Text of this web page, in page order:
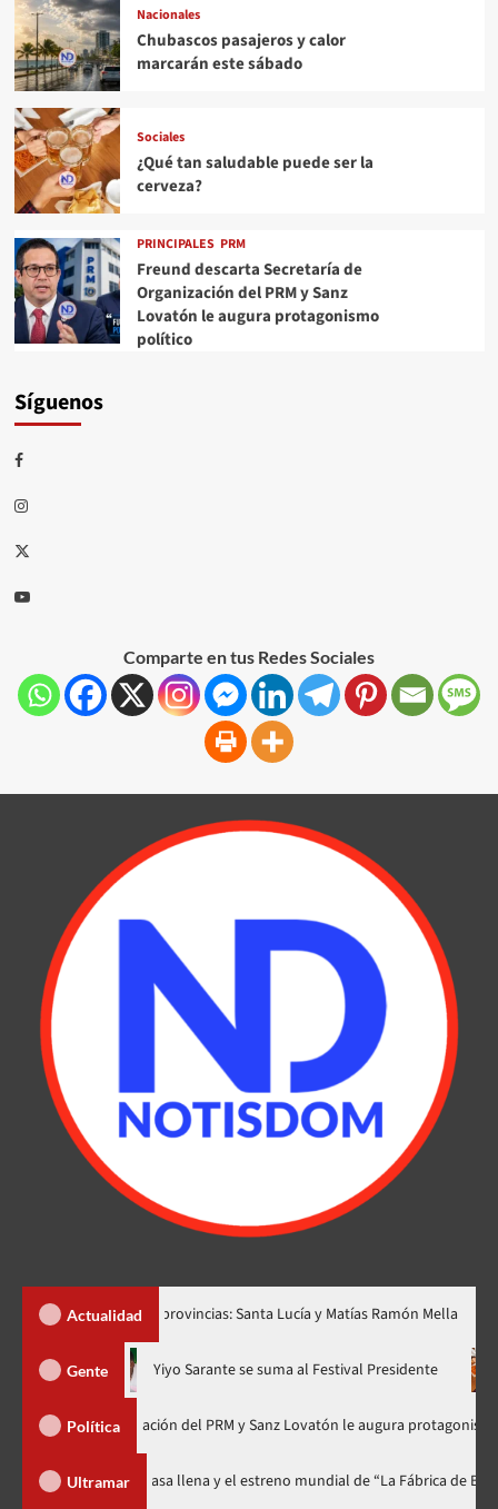
Nacionales
Chubascos pasajeros y calor
marcarán este sábado
Sociales
¿Qué tan saludable puede ser la
cerveza?
PRINCIPALES PRM
Freund descarta Secretaría de
Organización del PRM y Sanz
Lovatón le augura protagonismo
político
Síguenos
Comparte en tus Redes Sociales
Actualidad
nuevas provincias: Santa Lucía y Matías Ramón Mella
Gente
en nuevo horario Yiyo Sarante se suma al Festival
Política
Organización del PRM y Sanz Lovatón le augura protagonismo político
Ultramar
celebra 15 años con una gala a casa llena y el estreno mundial de “La